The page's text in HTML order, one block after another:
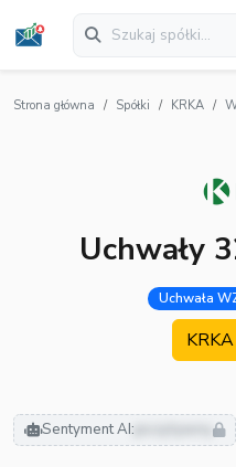
Strona główna Spółki KRKA
Uchwały
Uchwała
Sentyment AI: pozytywny